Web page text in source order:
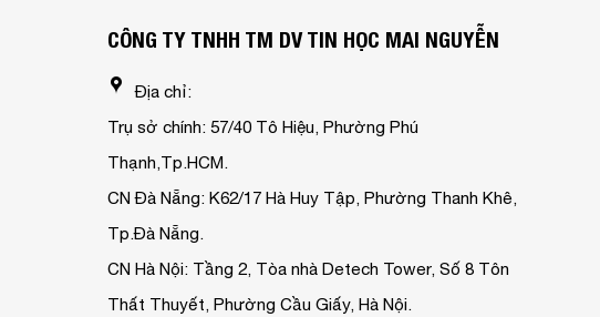
CÔNG TY TNHH TM DV TIN HỌC MAI NGUYỄN
Địa chỉ:
Trụ sở chính: 57/40 Tô Hiệu, Phường Phú
Thạnh,Tp.HCM.
CN Đà Nẵng: K62/17 Hà Huy Tập, Phường Thanh Khê,
Tp.Đà Nẵng.
CN Hà Nội: Tầng 2, Tòa nhà Detech Tower, Số 8 Tôn
Thất Thuyết, Phường Cầu Giấy, Hà Nội.